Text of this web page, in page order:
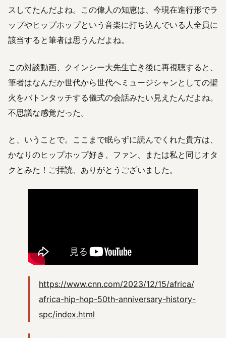
スしてたんだよね。この偉人の知恵は、今現在進行形でラ
ップやヒップホップという音楽に打ち込んでいる人全員に
該当すると筆者は思うんだよね。
この対談動画、クインシー大先生亡き後に再視聴すると、
筆者はなんだか世代から世代へミュージシャンとしての聖
火をバトンタッチする儀式の会話みたい見えたんだよね。
不思議な感覚だった。
と、いうことで。ここまで眠らずに読んでくれた貴方は、
かなりのヒップホップ好き、ファン、または私と同じオタ
クとみた！ご拝読、ありがとうございました。
https://www.cnn.com/2023/12/15/africa/
africa-hip-hop-50th-anniversary-history-
spc/index.html